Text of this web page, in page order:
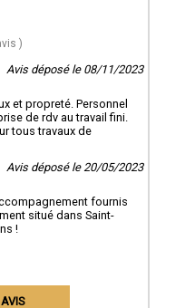
)
Avis déposé le 08/11/2023
et propreté. Personnel
de rdv au travail fini.
tous travaux de
Avis déposé le 20/05/2023
fournis
situé dans Saint-
!